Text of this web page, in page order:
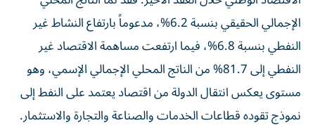
الإجمالي الحقيقي بنسبة 6.2%، مدعوماً بارتفاع النشاط غير
النفطي بنسبة 6.8%، فيما ارتفعت مساهمة الاقتصاد غير
النفطي إلى 81.7% من الناتج المحلي الإجمالي الإسمي، وهو
مستوى يعكس انتقال الدولة من اقتصاد يعتمد على النفط إلى
نموذج تقوده قطاعات الخدمات والصناعة والتجارة والاستثمار.